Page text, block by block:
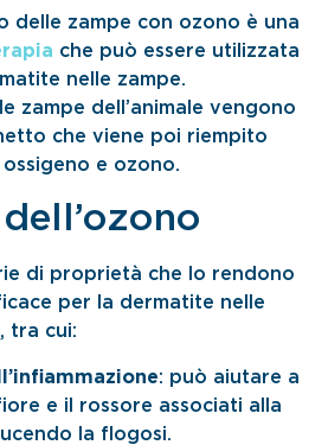
delle zampe con ozono è una
che può essere utilizzata
nelle zampe.
zampe dell’animale vengono
che viene poi riempito
e ozono.
di proprietà che lo rendono
per la dermatite nelle
tra cui:
: può aiutare a
e il rossore associati alla
la flogosi.